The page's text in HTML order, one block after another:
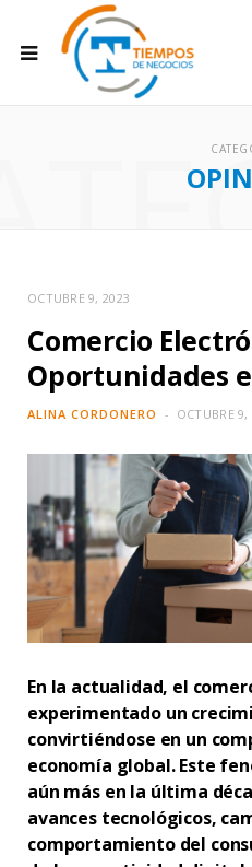
OCTUBRE 9, 2023
Comercio
Oportunidades
ALINA CORDONERO OCTUBRE 9,
En la actualidad, el
experimentado un
convirtiéndose en un
economía global. Este
aún más en la última
avances tecnológicos,
comportamiento del